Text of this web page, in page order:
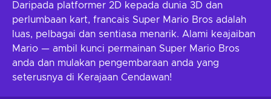
Daripada platformer 2D kepada dunia 3D dan
perlumbaan kart, francais Super Mario Bros adalah
luas, pelbagai dan sentiasa menarik. Alami keajaiban
Mario — ambil kunci permainan Super Mario Bros
anda dan mulakan pengembaraan anda yang
seterusnya di Kerajaan Cendawan!